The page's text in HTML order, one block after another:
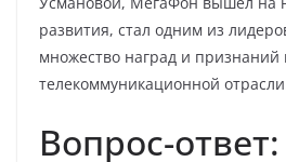
развития, стал одним из
множество наград и признаний
телекоммуникационной
Вопрос-ответ: